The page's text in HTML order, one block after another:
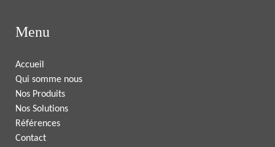
Menu
Accueil
Qui somme nous
Nos Produits
Nos Solutions
Références
Contact